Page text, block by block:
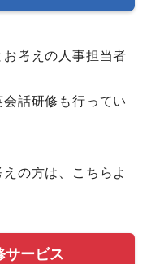
考えの人事担当者
話研修も行ってい
の方は、こちらよ
サービス